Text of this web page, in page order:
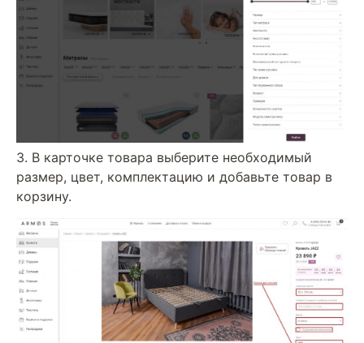
3. В карточке товара выберите необходимый
размер, цвет, комплектацию и добавьте товар в
корзину.